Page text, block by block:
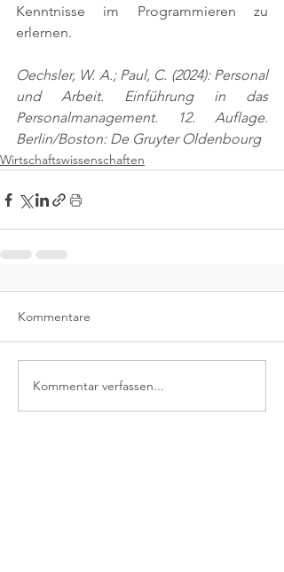
Kenntnisse im Programmieren zu
erlernen.
Oechsler, W. A.; Paul, C. (2024): Personal
und Arbeit. Einführung in das
Personalmanagement. 12. Auflage.
Berlin/Boston: De Gruyter Oldenbourg
Wirtschaftswissenschaften
Kommentare
Kommentar verfassen...